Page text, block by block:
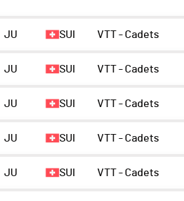
JU SUI VTT - Cadets
JU SUI VTT - Cadets
JU SUI VTT - Cadets
JU SUI VTT - Cadets
JU SUI VTT - Cadets